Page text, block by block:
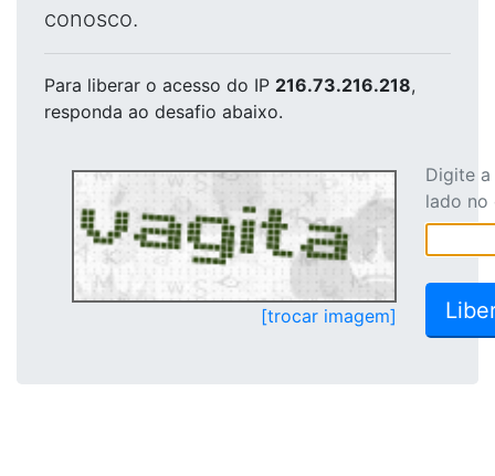
conosco.
Para liberar o acesso do IP 216.73.216.218,
responda ao desafio abaixo.
[trocar imagem]
Digite
lado no